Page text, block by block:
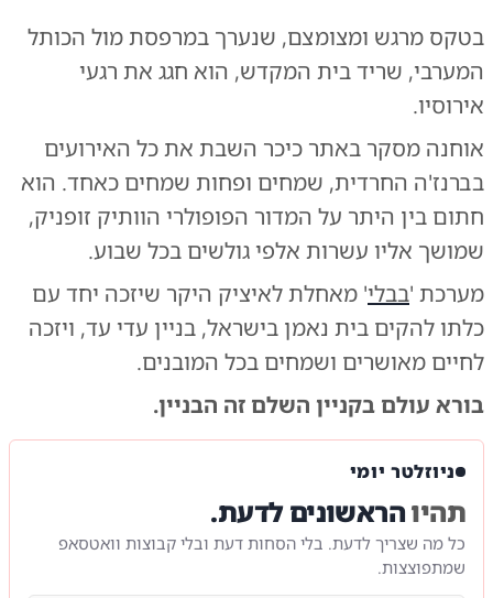
בטקס מרגש ומצומצם, שנערך במרפסת מול הכותל
המערבי, שריד בית המקדש, הוא חגג את רגעי
אירוסיו.
אוחנה מסקר באתר כיכר השבת את כל האירועים
בברנז'ה החרדית, שמחים ופחות שמחים כאחד. הוא
חתום בין היתר על המדור הפופולרי הוותיק זופניק,
שמושך אליו עשרות אלפי גולשים בכל שבוע.
מערכת 'בבלי' מאחלת לאיציק היקר שיזכה יחד עם
כלתו להקים בית נאמן בישראל, בניין עדי עד, ויזכה
לחיים מאושרים ושמחים בכל המובנים.
בורא עולם בקניין השלם זה הבניין.
ניוזלטר יומי
תהיוהראשונים לדעת.
כל מה שצריך לדעת. בלי הסחות דעת ובלי קבוצות וואטסאפ
שמתפוצצות.